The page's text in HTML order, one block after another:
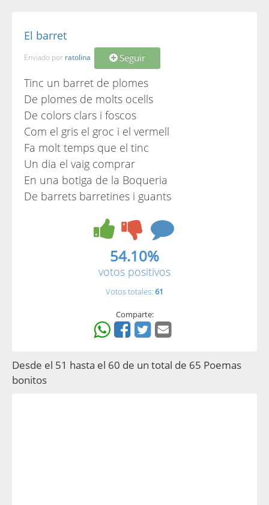
El barret
Enviado por ratolina Seguir
Tinc un barret de plomes
De plomes de molts ocells
De colors clars i foscos
Com el gris el groc i el vermell
Fa molt temps que el tinc
Un dia el vaig comprar
En una botiga de la Boqueria
De barrets barretines i guants
54.10%
votos positivos
Votos totales: 61
Comparte:
Desde el 51 hasta el 60 de un total de 65 Poemas
bonitos